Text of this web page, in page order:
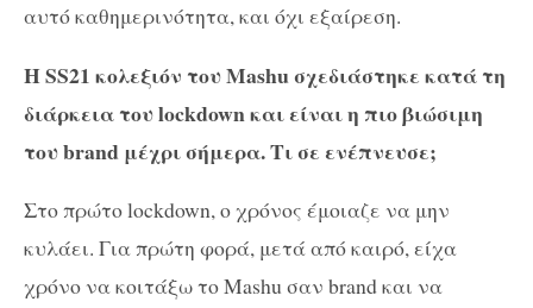
αυτό καθημερινότητα, και όχι εξαίρεση.
Η SS21 κολεξιόν του Mashu σχεδιάστηκε κατά τη
διάρκεια του lockdown και είναι η πιο βιώσιμη
του brand μέχρι σήμερα. Τι σε ενέπνευσε;
Στο πρώτο lockdown, ο χρόνος έμοιαζε να μην
κυλάει. Για πρώτη φορά, μετά από καιρό, είχα
χρόνο να κοιτάξω το Mashu σαν brand και να